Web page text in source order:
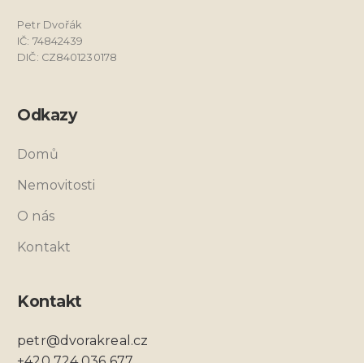
Petr Dvořák
IČ: 74842439
DIČ: CZ8401230178
Odkazy
Domů
Nemovitosti
O nás
Kontakt
Kontakt
petr@dvorakreal.cz